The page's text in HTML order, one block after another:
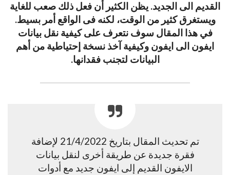
القديم الى الجديد. يظن الكثير أن فعل ذلك صعب للغاية
ويستغرق كثير من الوقت، لكنه فى الواقع أمر بسيط.
في هذا المقال سوف نتعرف على كيفية نقل بيانات
ايفون الى ايفون وكيفية آخذ نسخة إحتياطية من أهم
البيانات لتجنب فقدانها.
تم تحديث المقال بتاريخ 21/4/2022 لإضافة
فقرة جديدة عن طريقة أخرى لنقل بيانات
الايفون القديم إلى ايفون جديد مع أدوات